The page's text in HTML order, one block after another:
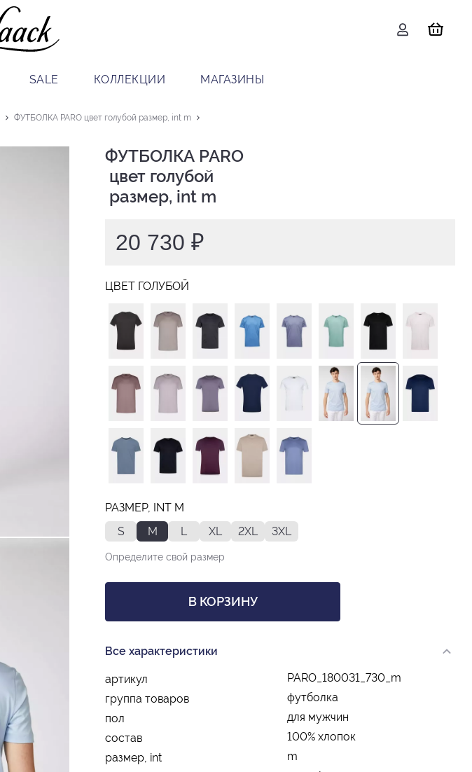
SALE КОЛЛЕКЦИИ МАГАЗИНЫ
ФУТБОЛКА PARO цвет голубой размер, int m
ФУТБОЛКА PARO
размер, int m
20 730 ₽
ЦВЕТ ГОЛУБОЙ
РАЗМЕР, INT M
S
M L XL 2XL 3XL
Определите свой размер
В КОРЗИНУ
Все характеристики
артикул
PARO_180031_730_m
группа товаров
футболка
пол
для мужчин
состав
100% хлопок
размер, int
m